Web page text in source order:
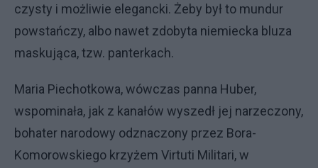
czysty i możliwie elegancki. Żeby był to mundur
powstańczy, albo nawet zdobyta niemiecka bluza
maskująca, tzw. panterkach.
Maria Piechotkowa, wówczas panna Huber,
wspominała, jak z kanałów wyszedł jej narzeczony,
bohater narodowy odznaczony przez Bora-
Komorowskiego krzyżem Virtuti Militari, w